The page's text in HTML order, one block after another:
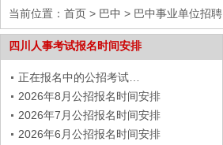
当前位置： 首页 > 巴中 > 巴中事业单位招聘
四川人事考试报名时间安排
正在报名中的公招考试…
2026年8月公招报名时间安排
2026年7月公招报名时间安排
2026年6月公招报名时间安排